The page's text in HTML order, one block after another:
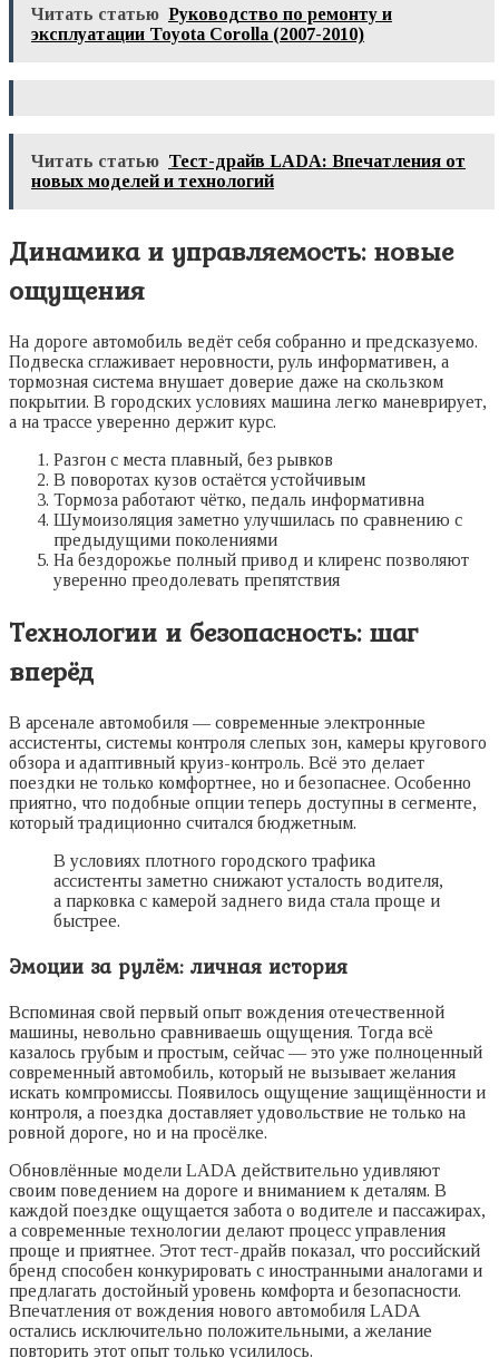
Читать статью Руководство по ремонту и
эксплуатации Toyota Corolla (2007-2010)
Читать статью Тест-драйв LADA: Впечатления от
новых моделей и технологий
Динамика и управляемость: новые
ощущения
На дороге автомобиль ведёт себя собранно и предсказуемо.
Подвеска сглаживает неровности, руль информативен, а
тормозная система внушает доверие даже на скользком
покрытии. В городских условиях машина легко маневрирует,
а на трассе уверенно держит курс.
Разгон с места плавный, без рывков
В поворотах кузов остаётся устойчивым
Тормоза работают чётко, педаль информативна
Шумоизоляция заметно улучшилась по сравнению с
предыдущими поколениями
На бездорожье полный привод и клиренс позволяют
уверенно преодолевать препятствия
Технологии и безопасность: шаг
вперёд
В арсенале автомобиля — современные электронные
ассистенты, системы контроля слепых зон, камеры кругового
обзора и адаптивный круиз-контроль. Всё это делает
поездки не только комфортнее, но и безопаснее. Особенно
приятно, что подобные опции теперь доступны в сегменте,
который традиционно считался бюджетным.
В условиях плотного городского трафика
ассистенты заметно снижают усталость водителя,
а парковка с камерой заднего вида стала проще и
быстрее.
Эмоции за рулём: личная история
Вспоминая свой первый опыт вождения отечественной
машины, невольно сравниваешь ощущения. Тогда всё
казалось грубым и простым, сейчас — это уже полноценный
современный автомобиль, который не вызывает желания
искать компромиссы. Появилось ощущение защищённости и
контроля, а поездка доставляет удовольствие не только на
ровной дороге, но и на просёлке.
Обновлённые модели LADA действительно удивляют
своим поведением на дороге и вниманием к деталям. В
каждой поездке ощущается забота о водителе и пассажирах,
а современные технологии делают процесс управления
проще и приятнее. Этот тест-драйв показал, что российский
бренд способен конкурировать с иностранными аналогами и
предлагать достойный уровень комфорта и безопасности.
Впечатления от вождения нового автомобиля LADA
остались исключительно положительными, а желание
повторить этот опыт только усилилось.